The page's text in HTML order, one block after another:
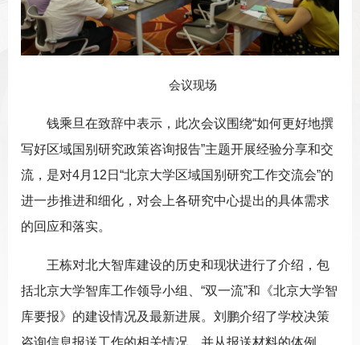
会议现场
钱乘旦在致辞中表示，此次会议围绕“如何更好地撰
写好区域国别研究政策咨询报告”主题开展经验分享和交
流，是对4月12日“北京大学区域国别研究工作交流会”的
进一步推进和细化，对会上各研究中心提出的具体需求
的回应和落实。
王栋对北大智库建设的历史和现状进行了介绍，包
括北京大学智库工作领导小组、“双一流”和《北京大学智
库要报》的建设情况及最新进展。刘鹏介绍了学校决策